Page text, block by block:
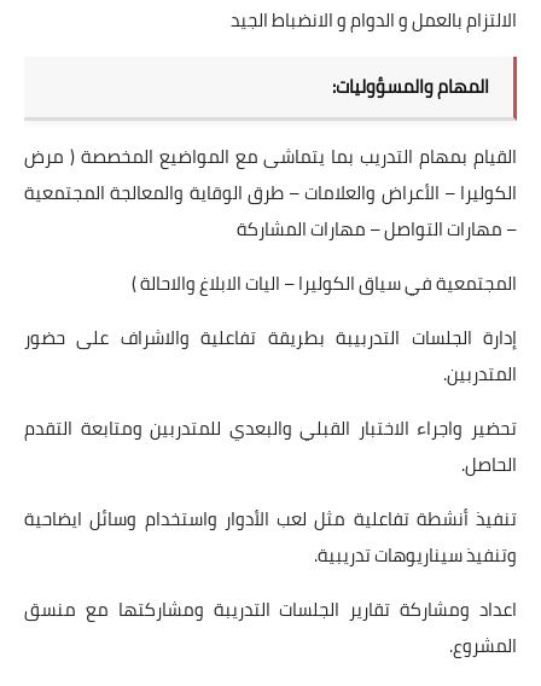
الالتزام بالعمل و الدوام و الانضباط الجيد
المهام والمسؤوليات:
القيام بمهام التدريب بما يتماشى مع المواضيع المخصصة ( مرض
الكوليرا – الأعراض والعلامات – طرق الوقاية والمعالجة المجتمعية
– مهارات التواصل – مهارات المشاركة
المجتمعية في سياق الكوليرا – اليات الابلاغ والاحالة )
إدارة الجلسات التدربيبة بطريقة تفاعلية والاشراف على حضور
المتدربين.
تحضير واجراء الاختبار القبلي والبعدي للمتدربين ومتابعة التقدم
الحاصل.
تنفيذ أنشطة تفاعلية مثل لعب الأدوار واستخدام وسائل ايضاحية
وتنفيذ سيناريوهات تدريبية.
اعداد ومشاركة تقارير الجلسات التدريبة ومشاركتها مع منسق
المشروع.